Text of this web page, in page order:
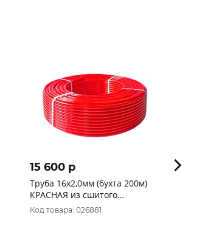
15 600 p
Труба 16х2,0мм (бухта 200м)
КРАСНАЯ из сшитого
полиэтилена PE-Xb/EVOH
VALTEC VP1620.3.200
Код товара: 026881
37 p